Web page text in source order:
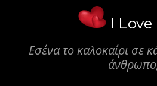
I Love
Εσένα το καλοκαίρι σε